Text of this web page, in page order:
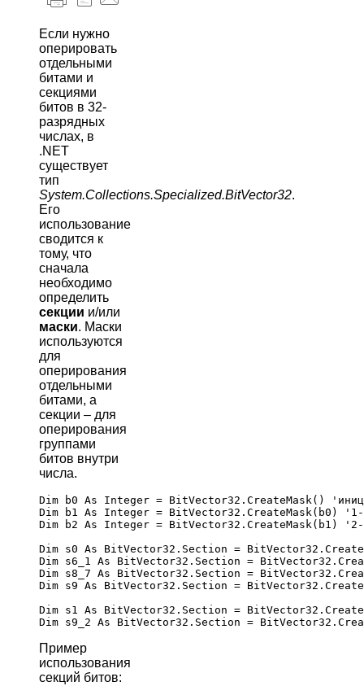
Если нужно
оперировать
отдельными
битами и
секциями
битов в 32-
разрядных
числах, в
.NET
существует
тип
System.Collections.Specialized.BitVector32.
Его
использование
сводится к
тому, что
сначала
необходимо
определить
секции и/или
маски. Маски
используются
для
оперирования
отдельными
битами, а
секции – для
оперирования
группами
битов внутри
числа.
Dim b0 As Integer = BitVector32.CreateMask()
Dim b1 As Integer = BitVector32.CreateMask(b0) '1-
Dim b2 As Integer = BitVector32.CreateMask(b1) '2-
Dim s0 As BitVector32.Section =
Dim s6_1 As BitVector32.Section =
Dim s8_7 As BitVector32.Section =
Dim s9 As BitVector32.Section =
Dim s1 As BitVector32.Section =
Пример
использования
секций битов: